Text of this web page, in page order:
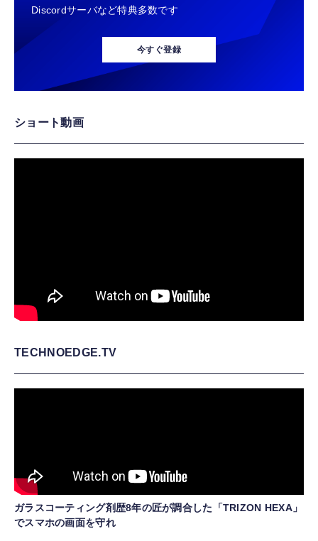
Discordサーバなど特典多数です
今すぐ登録
ショート動画
TECHNOEDGE.TV
ガラスコーティング剤歴8年の匠が調合した「TRIZON HEXA」
でスマホの画面を守れ